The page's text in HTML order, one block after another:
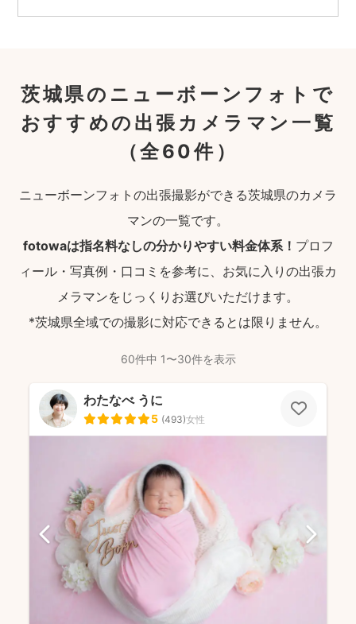
茨城県のニューボーンフォトで
おすすめの出張カメラマン一覧
（全60件）
ニューボーンフォトの出張撮影ができる茨城県のカメラ
マンの一覧です。
fotowaは指名料なしの分かりやすい料金体系！ プロフ
ィール・写真例・口コミを参考に、お気に入りの出張カ
メラマンをじっくりお選びいただけます。
*茨城県全域での撮影に対応できるとは限りません。
60件中 1〜30件を表示
わたなべ うに
5 (493)女性